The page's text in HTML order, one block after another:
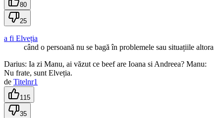
80
25
a fi Elveția
când o persoană nu se bagă în problemele sau situațiile altora
Darius: Ia zi Manu, ai văzut ce beef are Ioana si Andreea? Manu:
Nu frate, sunt Elveția.
de Titelnr1
115
35